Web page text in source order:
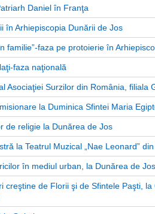
Daniel în Franţa
în Arhiepiscopia Dunării de Jos
familie”-faza pe protoierie în
faza naţională
Asociaţiei Surzilor din România, filiala
la Duminica Sfintei Maria
de religie la Dunărea de Jos
la Teatrul Muzical „Nae Leonard”
în mediul urban, la Dunărea de Jos
creştine de Florii şi de Sfintele Paşti,